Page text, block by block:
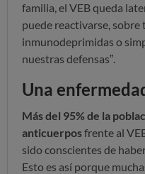
familia, el VEB queda
puede reactivarse, sobre
inmunodeprimidas o
nuestras defensas”.
Una
Más del 95% de la
anticuerposfrente al
sido conscientes de
Esto es así porque